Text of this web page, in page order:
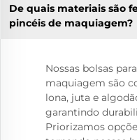
De quais materiais são
pincéis de maquiagem?
Nossas bolsas
maquiagem são
lona, juta e
garantindo
Priorizamos